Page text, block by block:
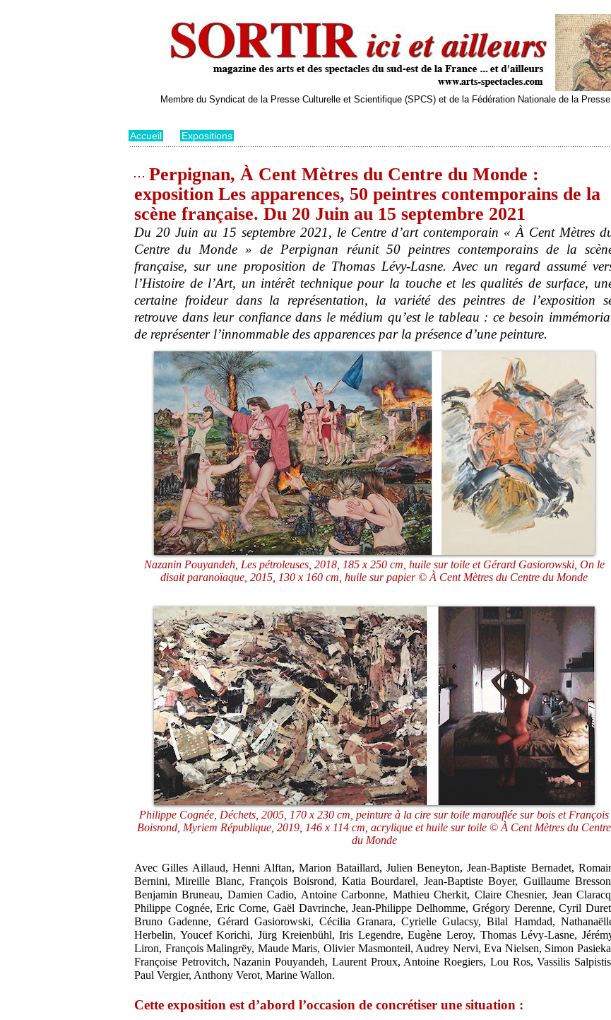
Membre du Syndicat de la Presse Culturelle et Scientifique (SPCS) et de la Fédération Nationale de la
Accueil Expositions
Perpignan, À Cent Mètres du Centre du Monde :
exposition Les apparences, 50 peintres contemporains de la
scène française. Du 20 Juin au 15 septembre 2021
Du 20 Juin au 15 septembre 2021, le Centre d’art contemporain « À Cent Mètres
Centre du Monde » de Perpignan réunit 50 peintres contemporains de la
française, sur une proposition de Thomas Lévy-Lasne. Avec un regard assumé
l’Histoire de l’Art, un intérêt technique pour la touche et les qualités de surface,
certaine froideur dans la représentation, la variété des peintres de l’exposition
retrouve dans leur confiance dans le médium qu’est le tableau : ce besoin
de représenter l’innommable des apparences par la présence d’une peinture.
Nazanin Pouyandeh, Les pétroleuses, 2018, 185 x 250 cm, huile sur toile et Gérard Gasiorowski, On le
disait paranoïaque, 2015, 130 x 160 cm, huile sur papier © À Cent Mètres du Centre du Monde
Philippe Cognée, Déchets, 2005, 170 x 230 cm, peinture à la cire sur toile marouflée sur bois et François
Boisrond, Myriem République, 2019, 146 x 114 cm, acrylique et huile sur toile © À Cent Mètres du Centre
du Monde
Avec Gilles Aillaud, Henni Alftan, Marion Bataillard, Julien Beneyton, Jean-Baptiste Bernadet,
Bernini, Mireille Blanc, François Boisrond, Katia Bourdarel, Jean-Baptiste Boyer, Guillaume
Benjamin Bruneau, Damien Cadio, Antoine Carbonne, Mathieu Cherkit, Claire Chesnier, Jean
Philippe Cognée, Eric Corne, Gaël Davrinche, Jean-Philippe Delhomme, Grégory Derenne, Cyril
Bruno Gadenne, Gérard Gasiorowski, Cécilia Granara, Cyrielle Gulacsy, Bilal Hamdad,
Herbelin, Youcef Korichi, Jürg Kreienbühl, Iris Legendre, Eugène Leroy, Thomas Lévy-Lasne,
Liron, François Malingrëy, Maude Maris, Olivier Masmonteil, Audrey Nervi, Eva Nielsen, Simon
Françoise Petrovitch, Nazanin Pouyandeh, Laurent Proux, Antoine Roegiers, Lou Ros, Vassilis
Paul Vergier, Anthony Verot, Marine Wallon.
Cette exposition est d’abord l’occasion de concrétiser une situation :